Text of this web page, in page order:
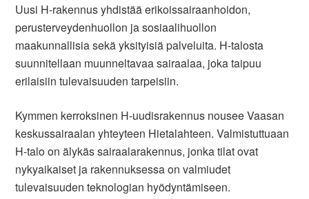
Uusi H-rakennus yhdistää erikoissairaanhoidon,
perusterveydenhuollon ja sosiaalihuollon
maakunnallisia sekä yksityisiä palveluita. H-talosta
suunnitellaan muunneltavaa sairaalaa, joka taipuu
erilaisiin tulevaisuuden tarpeisiin.
Kymmen kerroksinen H-uudisrakennus nousee Vaasan
keskussairaalan yhteyteen Hietalahteen. Valmistuttuaan
H-talo on älykäs sairaalarakennus, jonka tilat ovat
nykyaikaiset ja rakennuksessa on valmiudet
tulevaisuuden teknologian hyödyntämiseen.